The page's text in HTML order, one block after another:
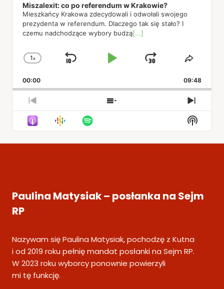
Miszalexit: co po referendum w Krakowie?
Mieszkańcy Krakowa zdecydowali i odwołali swojego
prezydenta w referendum. Dlaczego tak się stało? I
czemu nadchodzące wybory budzą[...]
Change
Rate
1x
Skip
Play
Jump
Forward
Share
00:00 09:48
Previous
Episode
Show
Episodes
Next
Show
Paulina Matysiak – posłanka na Sejm
RP
Nazywam się Paulina Matysiak, pochodzę z Kutna
i od 2019 roku pełnię mandat posłanki na Sejm RP.
W 2023 roku wyborcy ponownie powierzyli
mi tę funkcję.